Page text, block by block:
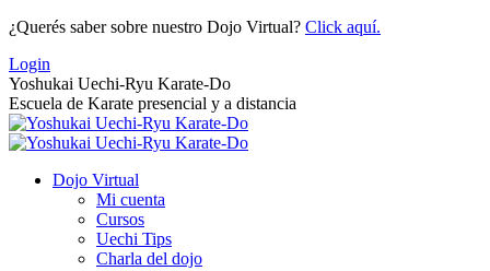
Saltar
contenido
¿Querés saber sobre nuestro Dojo Virtual? Click aquí.
Login
Yoshukai Uechi-Ryu Karate-Do
Escuela de Karate presencial y a distancia
Dojo Virtual
Mi cuenta
Cursos
Uechi Tips
Charla del dojo